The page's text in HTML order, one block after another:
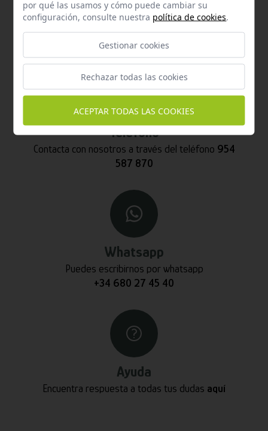
Email
hola@welovemascotas.com
Teléfono
Contacta con nosotros a través del teléfono 954
587 870
Whatsapp
Puedes escribirnos por whatsapp
+34 680 27 45 40
Ayuda
Encuentra respuesta a todas tus dudas aquí
por qué las usamos y cómo puede cambiar su
configuración, consulte nuestra política de cookies.
Gestionar cookies
Rechazar todas las cookies
ACEPTAR TODAS LAS COOKIES